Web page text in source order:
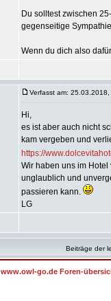
Du solltest zwischen
gegenseitige
Wenn du dich also
Verfasst am:
Hi,
es ist aber auch nicht
kam vergeben und
https://
Wir haben uns im
unglaublich und
passieren kann.
LG
Beiträge der
www.owl-go.de Foren-